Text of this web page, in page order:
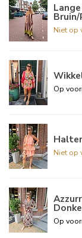
Niet op
Op
Niet op
Op